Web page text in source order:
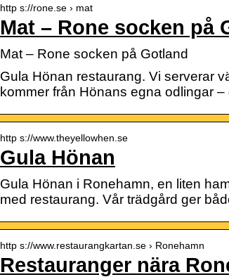
http s://rone.se › mat
Mat – Rone socken på
Mat – Rone socken på Gotland
Gula Hönan restaurang. Vi serverar
kommer från Hönans egna odlingar
http s://www.theyellowhen.se
Gula Hönan
Gula Hönan i Ronehamn, en liten
med restaurang. Vår trädgård ger
http s://www.restaurangkartan.se › Ronehamn
Restauranger nära